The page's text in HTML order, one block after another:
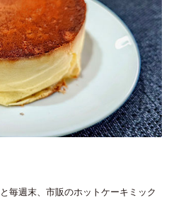
毎週末、市販のホットケーキミック